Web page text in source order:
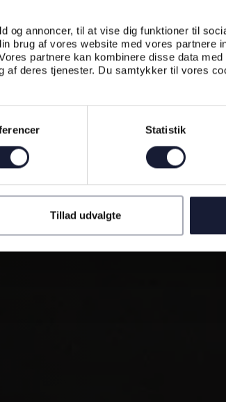
og annoncer, til at vise dig funktioner til
brug af vores website med vores partnere
partnere kan kombinere disse data
af deres tjenester. Du samtykker til vores
Statistik
Tillad udvalgte